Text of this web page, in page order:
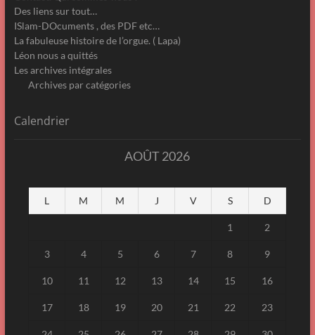
Des liens sur tout…
ISlam-DOcuments , des PDF etc…
La fabuleuse histoire de l’orgue. ( Lapa)
Léon nous a quittés
Les archives intégrales
Archives par catégories
Calendrier
AOÛT 2026
L M M J V S D
1 2
3 4 5 6 7 8 9
10 11 12 13 14 15 16
17 18 19 20 21 22 23